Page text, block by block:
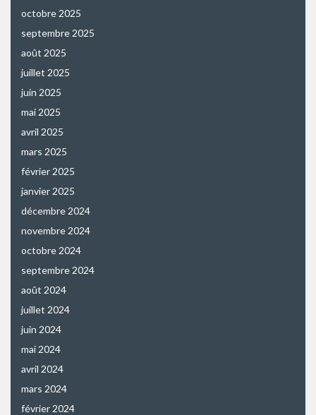
octobre 2025
septembre 2025
août 2025
juillet 2025
juin 2025
mai 2025
avril 2025
mars 2025
février 2025
janvier 2025
décembre 2024
novembre 2024
octobre 2024
septembre 2024
août 2024
juillet 2024
juin 2024
mai 2024
avril 2024
mars 2024
février 2024